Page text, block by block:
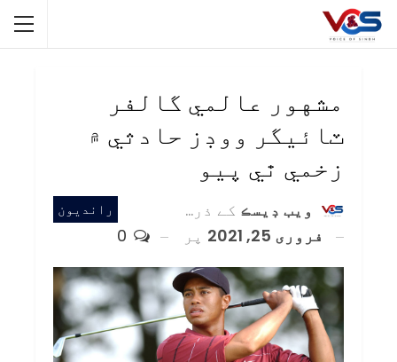
مشهور عالمي گالفر
ٽائيگر ووڊز حادثي ۾
زخمي ٿي پيو
رانديون ويب ڊيسڪ کے ذریعہ
فروری 25, 2021
پر